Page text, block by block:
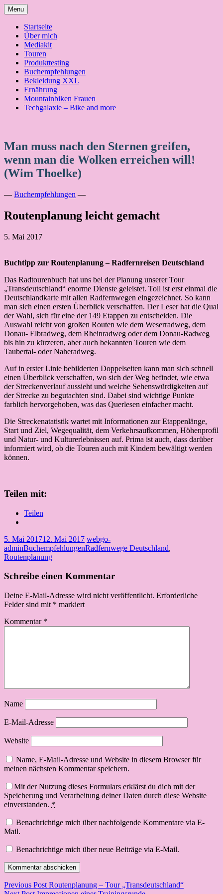
Skip
to
content
Menu
Startseite
Über mich
Mediakit
Touren
Produkttesting
Buchempfehlungen
Bekleidung XXL
Ernährung
Mountainbiken Frauen
Techgalaxie – Bike and more
Man muss nach den Sternen greifen,
wenn man die Wolken erreichen will!
(Wim Thoelke)
— Buchempfehlungen —
Routenplanung leicht gemacht
5. Mai 2017
Buchtipp zur Routenplanung – Radfernreisen Deutschland
Das Radtourenbuch hat uns bei der Planung unserer Tour
„Transdeutschland“ enorme Dienste geleistet. Toll ist erst einmal die
Deutschlandkarte mit allen Radfernwegen eingezeichnet. So kann
man sich einen ersten Überblick verschaffen. Der Leser hat die Qual
der Wahl, sich für eine der 149 Etappen zu entscheiden. Die
Auswahl reicht von großen Routen wie dem Weserradweg, dem
Donau- Elbradweg, dem Rheinradweg oder dem Donau-Radweg
bis hin zu kürzeren, aber auch bekannten Touren wie dem
Taubertal- oder Naheradweg.
Auf in erster Linie bebilderten Doppelseiten kann man sich schnell
einen Überblick verschaffen, wo sich der Weg befindet, wie etwa
der Streckenverlauf aussieht und welche Sehenswürdigkeiten auf
der Strecke zu begutachten sind. Dabei sind wichtige Punkte
farblich hervorgehoben, was das Querlesen einfacher macht.
Die Streckenatatistik wartet mit Informationen zur Etappenlänge,
Start und Ziel, Wegequalität, dem Verkehrsaufkommen, Höhenprofil
und Natur- und Kulturerlebnissen auf. Prima ist auch, dass darüber
informiert wird, ob die Touren auch mit Kindern bewältigt werden
können.
Teilen mit:
Teilen
5. Mai 201712. Mai 2017 webgo-
adminBuchempfehlungenRadfernwege Deutschland,
Routenplanung
Schreibe einen Kommentar
Deine E-Mail-Adresse wird nicht veröffentlicht. Erforderliche
Felder sind mit * markiert
Kommentar *
Name
E-Mail-Adresse
Website
Name, E-Mail-Adresse und Website in diesem Browser für
meinen nächsten Kommentar speichern.
Mit der Nutzung dieses Formulars erklärst du dich mit der
Speicherung und Verarbeitung deiner Daten durch diese Website
einverstanden. *
Benachrichtige mich über nachfolgende Kommentare via E-
Mail.
Benachrichtige mich über neue Beiträge via E-Mail.
Beitragsnavigation
Previous Post Routenplanung – Tour „Transdeutschland“